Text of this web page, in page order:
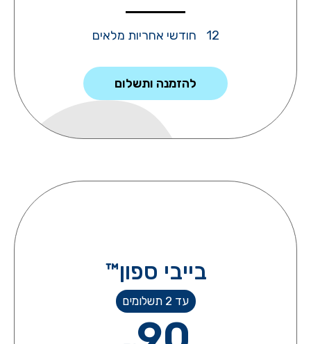
12 חודשי אחריות מלאים
להזמנה ותשלום
בייבי ספון™
עד 2 תשלומים